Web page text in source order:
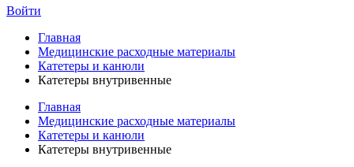
Войти
Главная
Медицинские расходные материалы
Катетеры и канюли
Катетеры внутривенные
Главная
Медицинские расходные материалы
Катетеры и канюли
Катетеры внутривенные